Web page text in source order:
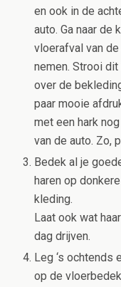
en ook in de
auto. Ga naar de
vloerafval van
nemen. Strooi
over de
paar mooie
met een hark
van de auto. Zo,
Bedek al je
haren op
kleding.
Laat ook wat
dag drijven.
Leg ‘s ochtends
op de